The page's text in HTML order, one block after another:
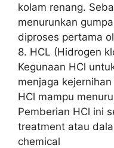
kolam renang.
menurunkan
diproses pertama
8. HCL (Hidrogen
Kegunaan HCl
menjaga
HCl mampu
Pemberian HCl ini
treatment atau
chemical